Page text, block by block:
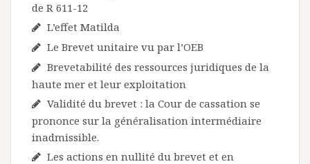
de R 611-12
L’effet Matilda
Le Brevet unitaire vu par l’OEB
Brevetabilité des ressources juridiques de la
haute mer et leur exploitation
Validité du brevet : la Cour de cassation se
prononce sur la généralisation intermédiaire
inadmissible.
Les actions en nullité du brevet et en